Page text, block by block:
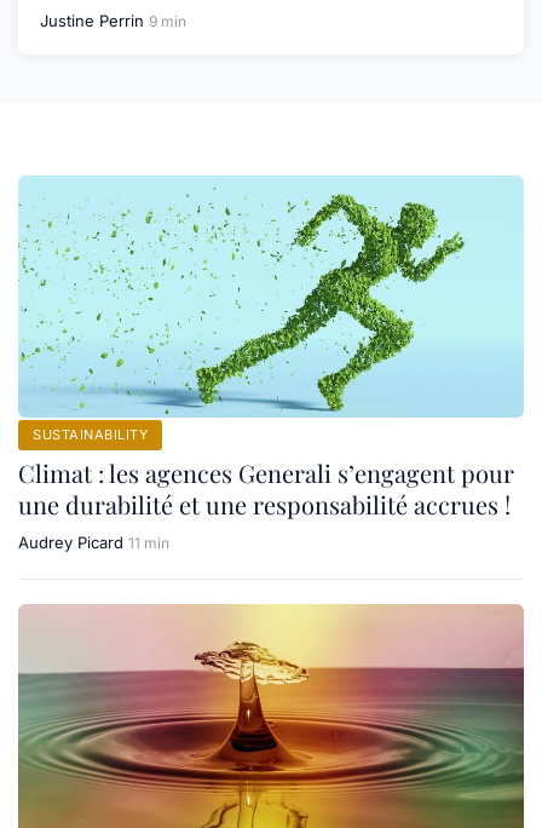
Justine Perrin 9 min
SUSTAINABILITY
Climat : les agences Generali s’engagent pour
une durabilité et une responsabilité accrues !
Audrey Picard 11 min